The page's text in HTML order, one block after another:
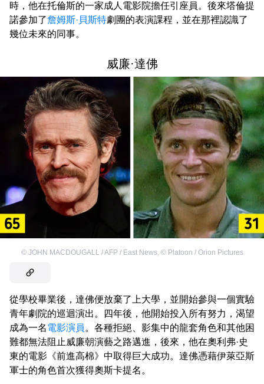
時，他在托倫斯的一家成人電影院擔任引座員。後來塔倫提
諾參加了詹姆斯·貝斯特劇團的表演課程，並在那裡認識了
幾位未來的同事。
威廉·達佛
© JOHN MACDOUGALL / AFP / East News, © Platoon / Orion Pictures
從學校畢業後，達佛便放棄了上大學，並開始參與一個實驗
青年劇院的巡迴演出。四年後，他開始投入所有努力，渴望
成為一名電影演員 。各種拒絕、影集中的龍套角色和其他困
難都無法阻止威廉朝演藝之路邁進，後來，他在奧利弗·史
東的電影《前進高棉》中取得巨大成功。達佛憑藉伊萊亞斯
軍士的角色首次獲得奧斯卡提名。